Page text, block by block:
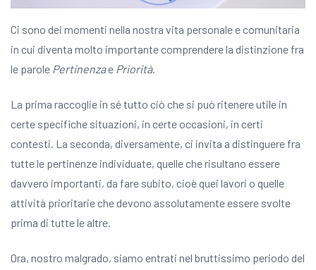
Ci sono dei momenti nella nostra vita personale e comunitaria
in cui diventa molto importante comprendere la distinzione fra
le parole Pertinenzae Priorità.
La prima raccoglie in sé tutto ciò che si può ritenere utile in
certe specifiche situazioni, in certe occasioni, in certi
contesti. La seconda, diversamente, ci invita a distinguere fra
tutte le pertinenze individuate, quelle che risultano essere
davvero importanti, da fare subito, cioè quei lavori o quelle
attività prioritarie che devono assolutamente essere svolte
prima di tutte le altre.
Ora, nostro malgrado, siamo entrati nel bruttissimo periodo del